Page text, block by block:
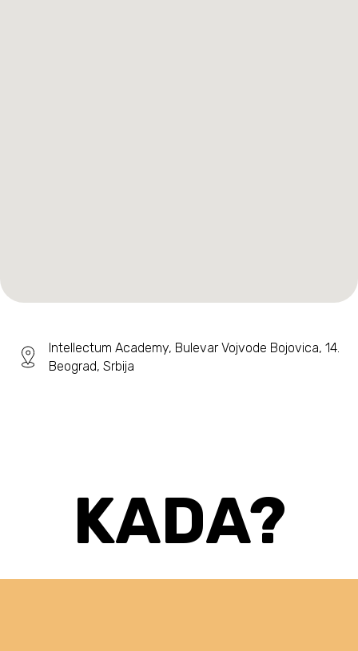
Intellectum Academy, Bulevar Vojvode Bojovica, 14.
Beograd, Srbija
KADA?